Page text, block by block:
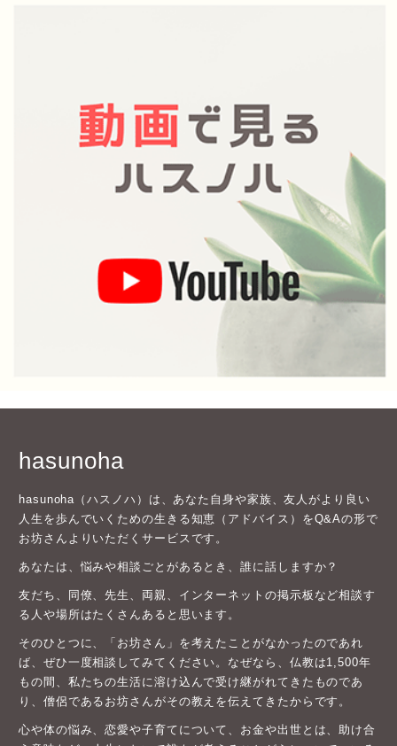
hasunoha
hasunoha（ハスノハ）は、あなた自身や家族、友人がより良い
人生を歩んでいくための生きる知恵（アドバイス）をQ&Aの形で
お坊さんよりいただくサービスです。
あなたは、悩みや相談ごとがあるとき、誰に話しますか？
友だち、同僚、先生、両親、インターネットの掲示板など相談す
る人や場所はたくさんあると思います。
そのひとつに、「お坊さん」を考えたことがなかったのであれ
ば、ぜひ一度相談してみてください。なぜなら、仏教は1,500年
もの間、私たちの生活に溶け込んで受け継がれてきたものであ
り、僧侶であるお坊さんがその教えを伝えてきたからです。
心や体の悩み、恋愛や子育てについて、お金や出世とは、助け合